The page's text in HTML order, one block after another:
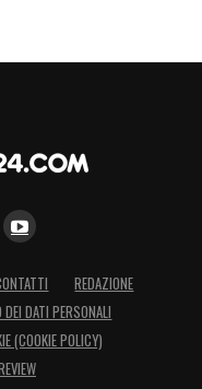
REDAZIONE
DATI PERSONALI
(COOKIE POLICY)